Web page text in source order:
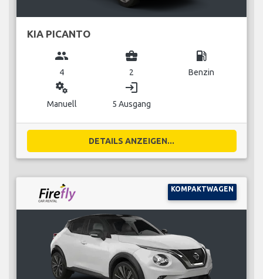
KIA PICANTO
group
4
business_center
2
local_gas_station
Benzin
miscellaneous_services
Manuell
login
5 Ausgang
DETAILS ANZEIGEN...
KOMPAKTWAGEN